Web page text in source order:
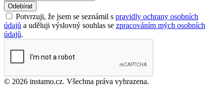
Odebírat
Potvrzuji, že jsem se seznámil s pravidly ochrany osobních
údajů a uděluji výslovný souhlas se zpracováním mých osobních
údajů.
© 2026 instamo.cz. Všechna práva vyhrazena.